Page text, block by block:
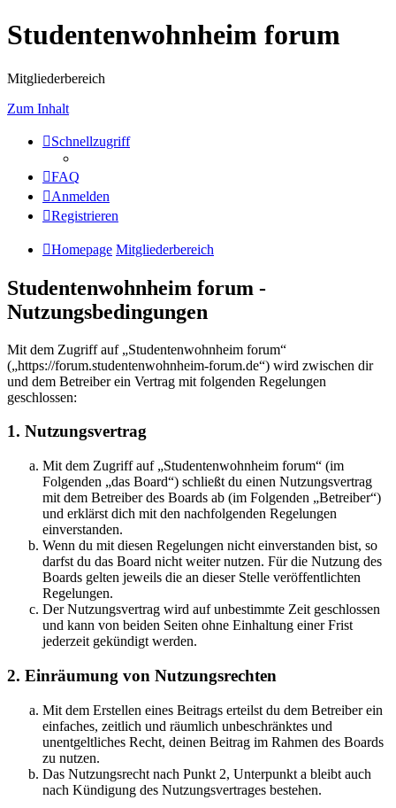
Studentenwohnheim forum
Mitgliederbereich
Zum Inhalt
Schnellzugriff
FAQ
Anmelden
Registrieren
Homepage Mitgliederbereich
Studentenwohnheim forum -
Nutzungsbedingungen
Mit dem Zugriff auf „Studentenwohnheim forum“
(„https://forum.studentenwohnheim-forum.de“) wird zwischen dir
und dem Betreiber ein Vertrag mit folgenden Regelungen
geschlossen:
1. Nutzungsvertrag
Mit dem Zugriff auf „Studentenwohnheim forum“ (im
Folgenden „das Board“) schließt du einen Nutzungsvertrag
mit dem Betreiber des Boards ab (im Folgenden „Betreiber“)
und erklärst dich mit den nachfolgenden Regelungen
einverstanden.
Wenn du mit diesen Regelungen nicht einverstanden bist, so
darfst du das Board nicht weiter nutzen. Für die Nutzung des
Boards gelten jeweils die an dieser Stelle veröffentlichten
Regelungen.
Der Nutzungsvertrag wird auf unbestimmte Zeit geschlossen
und kann von beiden Seiten ohne Einhaltung einer Frist
jederzeit gekündigt werden.
2. Einräumung von Nutzungsrechten
Mit dem Erstellen eines Beitrags erteilst du dem Betreiber ein
einfaches, zeitlich und räumlich unbeschränktes und
unentgeltliches Recht, deinen Beitrag im Rahmen des Boards
zu nutzen.
Das Nutzungsrecht nach Punkt 2, Unterpunkt a bleibt auch
nach Kündigung des Nutzungsvertrages bestehen.